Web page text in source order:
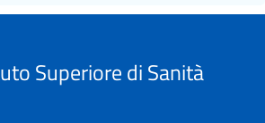
Superiore di Sanità